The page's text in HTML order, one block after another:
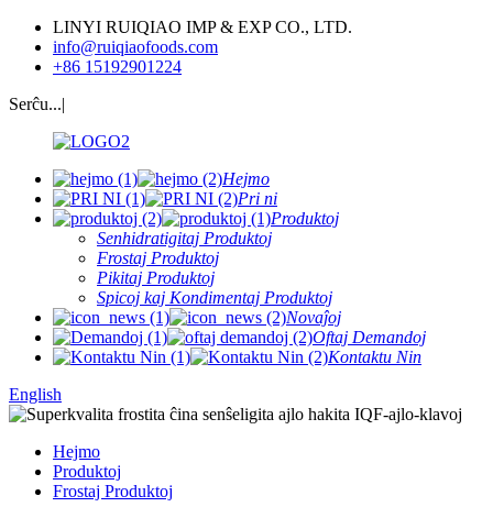
LINYI RUIQIAO IMP & EXP CO., LTD.
info@ruiqiaofoods.com
+86 15192901224
Serĉu...|
Hejmo
Pri ni
Produktoj
Senhidratigitaj Produktoj
Frostaj Produktoj
Pikitaj Produktoj
Spicoj kaj Kondimentaj Produktoj
Novaĵoj
Oftaj Demandoj
Kontaktu Nin
English
Hejmo
Produktoj
Frostaj Produktoj